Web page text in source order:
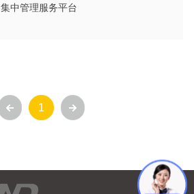
集中管理服务平台
1